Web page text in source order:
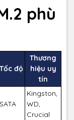
phù
Tốc độ
Thương
hiệu uy
tín
SATA
Kingston,
WD,
Crucial